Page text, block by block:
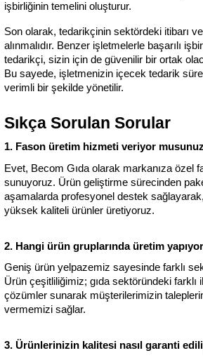
işbirliğinin temelini oluşturur.
Son olarak, tedarikçinin sektördeki itibarı
alınmalıdır. Benzer işletmelerle başarılı
tedarikçi, sizin için de güvenilir bir ortak
Bu sayede, işletmenizin içecek tedarik
verimli bir şekilde yönetilir.
Sıkça Sorulan Sorular
1. Fason üretim hizmeti veriyor
Evet, Becom Gıda olarak markanıza özel
sunuyoruz. Ürün geliştirme sürecinden
aşamalarda profesyonel destek
yüksek kaliteli ürünler üretiyoruz.
2. Hangi ürün gruplarında üretim
Geniş ürün yelpazemiz sayesinde farklı
Ürün çeşitliliğimiz; gıda sektöründeki farklı
çözümler sunarak müşterilerimizin
vermemizi sağlar.
3. Ürünlerinizin kalitesi nasıl garanti